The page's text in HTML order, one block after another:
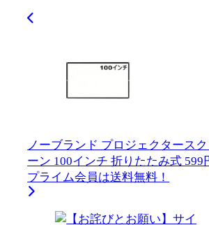
ノーブランド プロジェクタースク
ーン 100インチ 折りたたみ式 599
プライム会員は送料無料！